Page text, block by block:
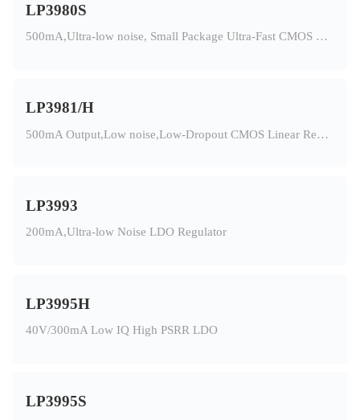
LP3980S
500mA,Ultra-low noise, Small Package Ultra-Fast CMOS LDO Regulator
LP3981/H
500mA Output,Low noise,Low-Dropout CMOS Linear Regulator
LP3993
200mA,Ultra-low Noise LDO Regulator
LP3995H
40V/300mA Low IQ High PSRR LDO
LP3995S